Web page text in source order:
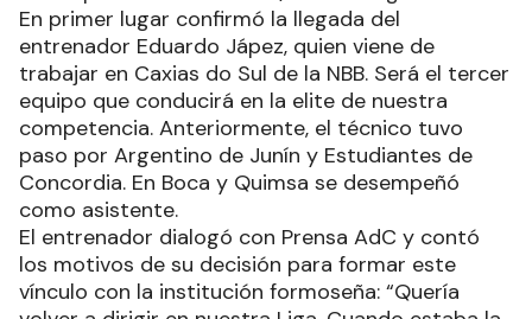
En primer lugar confirmó la llegada del
entrenador Eduardo Jápez, quien viene de
trabajar en Caxias do Sul de la NBB. Será el tercer
equipo que conducirá en la elite de nuestra
competencia. Anteriormente, el técnico tuvo
paso por Argentino de Junín y Estudiantes de
Concordia. En Boca y Quimsa se desempeñó
como asistente.
El entrenador dialogó con Prensa AdC y contó
los motivos de su decisión para formar este
vínculo con la institución formoseña: “Quería